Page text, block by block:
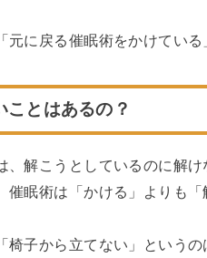
元に戻る催眠術をかけている
ことはあるの？
、解こうとしているのに解け
催眠術は「かける」よりも「
椅子から立てない」というの